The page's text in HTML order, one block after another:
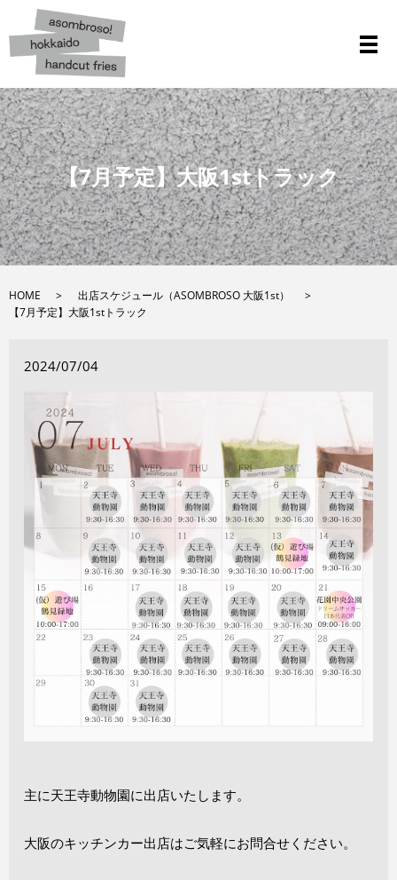
メ
【7月予定】大阪1stトラック
HOME
出店スケジュール（ASOMBROSO 大阪1st）
【7月予定】大阪1stトラック
2024/07/04
主に天王寺動物園に出店いたします。
大阪のキッチンカー出店はご気軽にお問合せください。